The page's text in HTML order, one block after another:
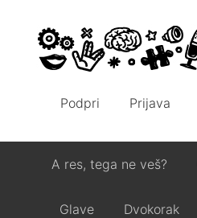
Podpri Prijava
A res, tega ne veš?
Glave Dvokorak